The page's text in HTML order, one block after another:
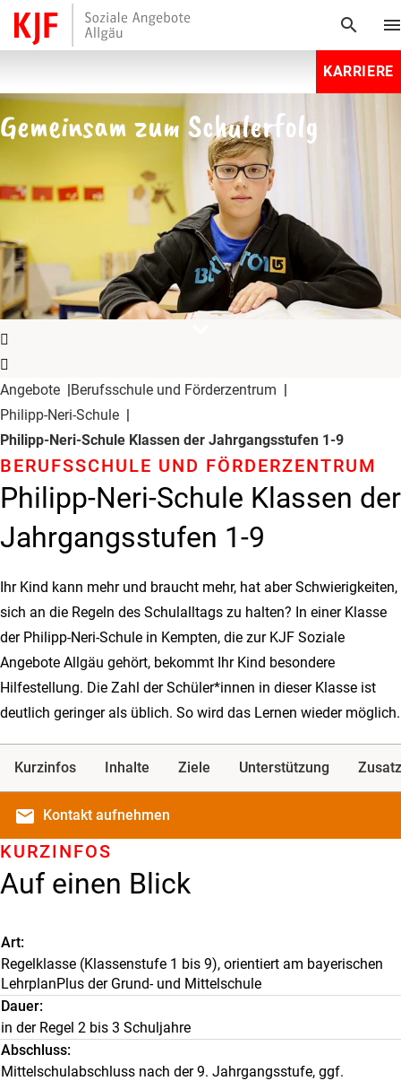
search
KARRIERE
Gemeinsam zum Schulerfolg
expand_more
Angebote
Berufsschule und Förderzentrum
Philipp-Neri-Schule
Philipp-Neri-Schule Klassen der Jahrgangsstufen 1-9
Philipp-Neri-Schule Klassen der
Jahrgangsstufen 1-9
BERUFSSCHULE UND FÖRDERZENTRUM
Ihr Kind kann mehr und braucht mehr, hat aber Schwierigkeiten,
sich an die Regeln des Schulalltags zu halten? In einer Klasse
der Philipp-Neri-Schule in Kempten, die zur KJF Soziale
Angebote Allgäu gehört, bekommt Ihr Kind besondere
Hilfestellung. Die Zahl der Schüler*innen in dieser Klasse ist
deutlich geringer als üblich. So wird das Lernen wieder möglich.
Kurzinfos Inhalte Ziele Unterstützung
email Kontakt aufnehmen
Auf einen Blick
KURZINFOS
Art
Regelklasse (Klassenstufe 1 bis 9), orientiert am bayerischen
LehrplanPlus der Grund- und Mittelschule
Dauer
in der Regel 2 bis 3 Schuljahre
Abschluss
Mittelschulabschluss nach der 9. Jahrgangsstufe, ggf.